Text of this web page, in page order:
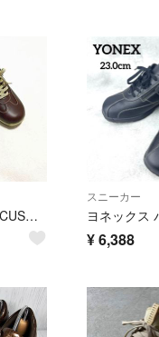
YONEX POWER CUSHION スニーカー ブラウン
スニーカー
¥6,388